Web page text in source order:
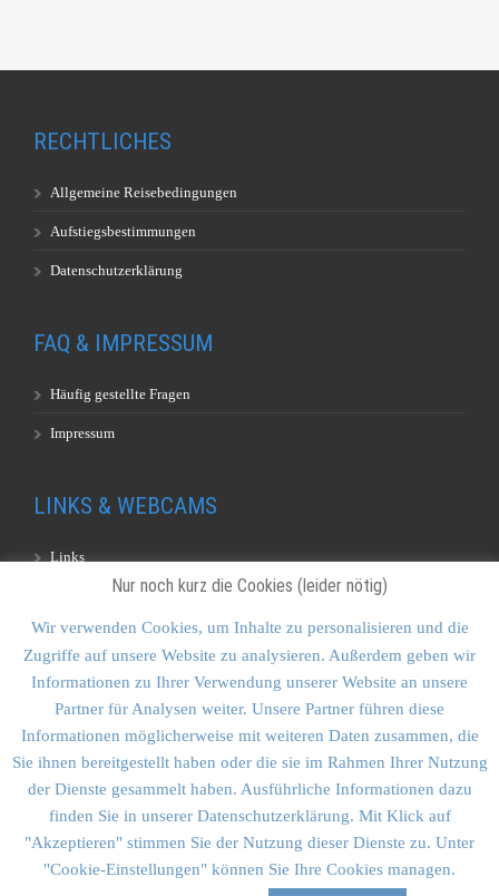
RECHTLICHES
Allgemeine Reisebedingungen
Aufstiegsbestimmungen
Datenschutzerklärung
FAQ & IMPRESSUM
Häufig gestellte Fragen
Impressum
LINKS & WEBCAMS
Links
KONTAKT & SITEMAP
Kontakt
Sitemap
Vulkankultour-BUFF®
Nur noch kurz die Cookies (leider nötig)
Wir verwenden Cookies, um Inhalte zu personalisieren und die
Zugriffe auf unsere Website zu analysieren. Außerdem geben wir
Informationen zu Ihrer Verwendung unserer Website an unsere
Partner für Analysen weiter. Unsere Partner führen diese
Informationen möglicherweise mit weiteren Daten zusammen, die
Sie ihnen bereitgestellt haben oder die sie im Rahmen Ihrer Nutzung
der Dienste gesammelt haben. Ausführliche Informationen dazu
finden Sie in unserer Datenschutzerklärung. Mit Klick auf
"Akzeptieren" stimmen Sie der Nutzung dieser Dienste zu. Unter
"Cookie-Einstellungen" können Sie Ihre Cookies managen.